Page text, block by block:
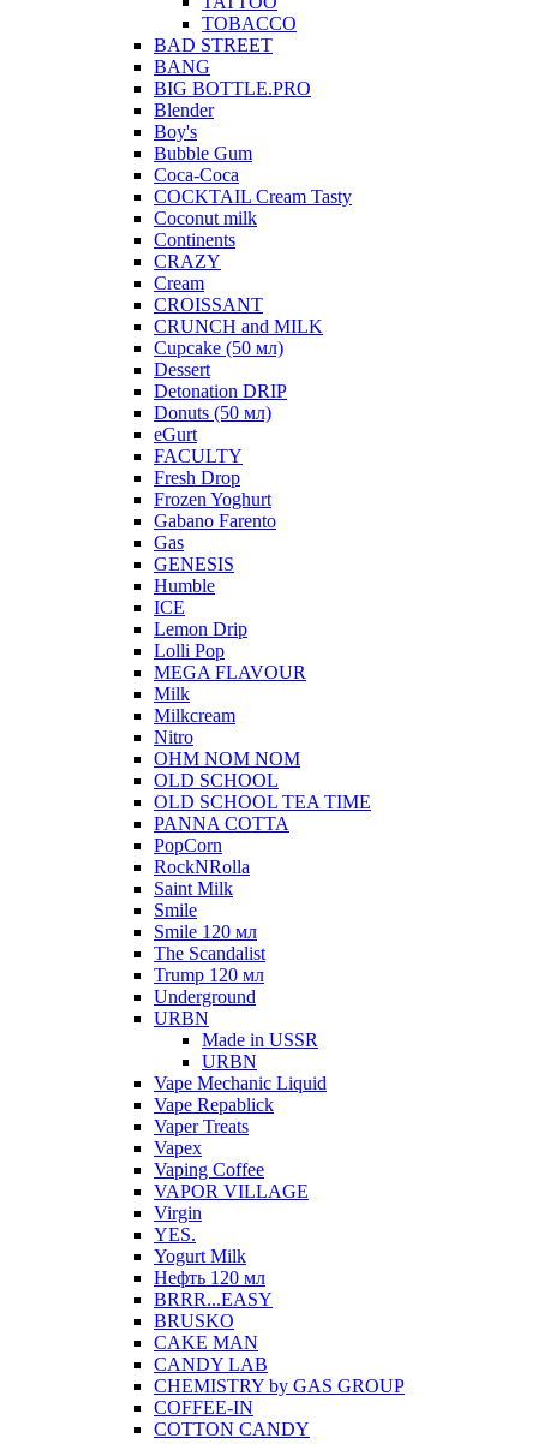
TOBACCO
BAD STREET
BANG
BIG BOTTLE.PRO
Blender
Boy's
Bubble Gum
Coca-Coca
COCKTAIL Cream Tasty
Coconut milk
Continents
CRAZY
Cream
CROISSANT
CRUNCH and MILK
Cupcake (50 мл)
Dessert
Detonation DRIP
Donuts (50 мл)
eGurt
FACULTY
Fresh Drop
Frozen Yoghurt
Gabano Farento
Gas
GENESIS
Humble
ICE
Lemon Drip
Lolli Pop
MEGA FLAVOUR
Milk
Milkcream
Nitro
OHM NOM NOM
OLD SCHOOL
OLD SCHOOL TEA TIME
PANNA COTTA
PopCorn
RockNRolla
Saint Milk
Smile
Smile 120 мл
The Scandalist
Trump 120 мл
Underground
URBN
Made in USSR
URBN
Vape Mechanic Liquid
Vape Repablick
Vaper Treats
Vapex
Vaping Coffee
VAPOR VILLAGE
Virgin
YES.
Yogurt Milk
Нефть 120 мл
BRRR...EASY
BRUSKO
CAKE MAN
CANDY LAB
CHEMISTRY by GAS GROUP
COFFEE-IN
COTTON CANDY